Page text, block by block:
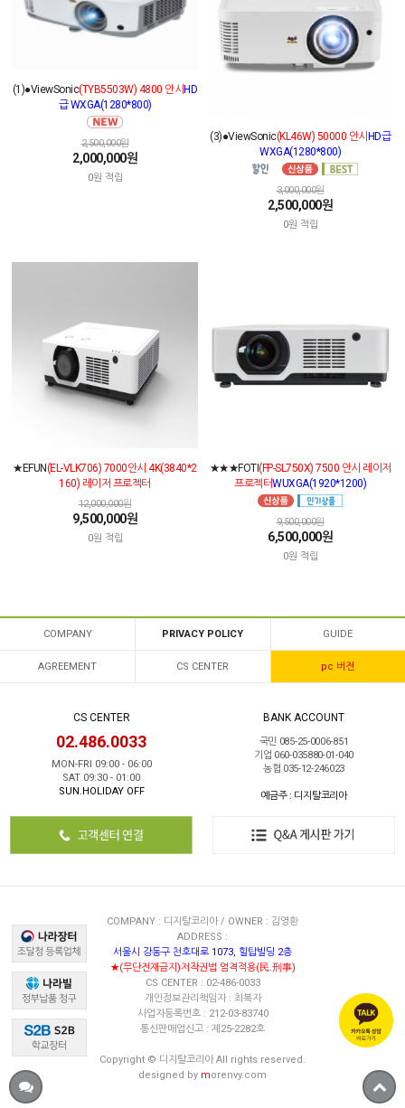
(1)●ViewSonic(TYB5503W) 4800 안시HD
급 WXGA(1280*800)
2,500,000원
2,000,000원
0원 적립
(3)●ViewSonic(KL46W) 50000 안시 HD급
WXGA(1280*800)
3,000,000원
2,500,000원
0원 적립
★EFUN(EL-VLK706) 7000안시 4K(3840*2
160) 레이저 프로젝터
12,000,000원
9,500,000원
0원 적립
★★★FOTI(FP-SL750X) 7500 안시 레이저
프로젝터WUXGA(1920*1200)
9,500,000원
6,500,000원
0원 적립
COMPANY PRIVACY POLICY GUIDE
AGREEMENT CS CENTER pc 버전
CS CENTER
02.486.0033
MON-FRI 09:00 - 06:00
SAT 09:30 - 01:00
SUN.HOLIDAY OFF
BANK ACCOUNT
국민 085-25-0006-851
기업 060-035880-01-040
농협 035-12-246023
예금주 : 디지탈코리아
COMPANY : 디지탈코리아 / OWNER : 김영환
ADDRESS :
서울시 강동구 천호대로 1073, 힐탑빌딩 2층
★(무단전재금지)저작권법 엄격적용(民.刑事)
CS CENTER : 02-486-0033
개인정보관리책임자 : 최복자
사업자등록번호 : 212-03-83740
통신판매업신고 : 제25-2282호
Copyright © 디지탈코리아 All rights reserved.
designed by morenvy.com